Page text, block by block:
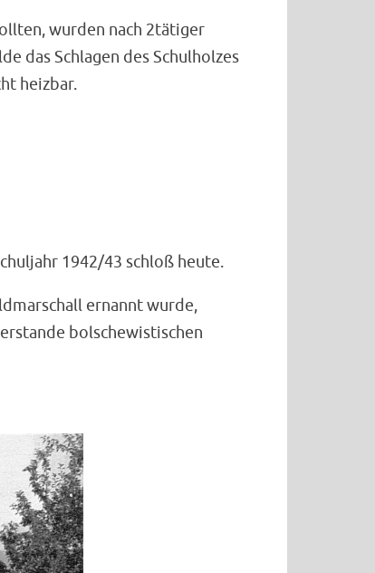
wurden nach 2tätiger
das Schlagen des Schulholzes
heizbar.
1942/43 schloß heute.
ernannt wurde,
bolschewistischen